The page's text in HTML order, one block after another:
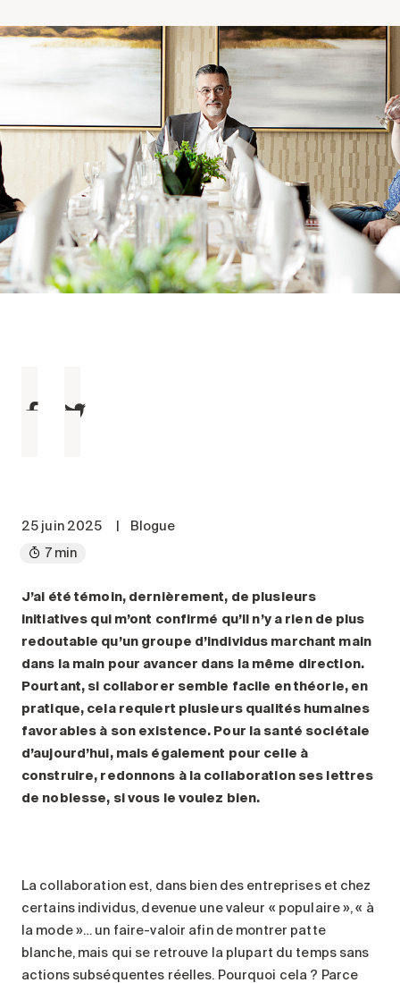
Faire le bon choix
Comprendre les coûts
Les 6 étapes de décision
Votre arrivée en résidence
Témoignages
Ce qui est inclus
Votre appartement
Aires communes
Activités
Commerces intégrés
Entretien
Courte durée
Notre approche
Nos résidences
Emplois
FAQ
25 juin 2025
Blogue
7 min
J’ai été témoin, dernièrement, de plusieurs
initiatives qui m’ont confirmé qu’il n’y a rien de plus
redoutable qu’un groupe d’individus marchant main
dans la main pour avancer dans la même direction.
Pourtant, si collaborer semble facile en théorie, en
pratique, cela requiert plusieurs qualités humaines
favorables à son existence. Pour la santé sociétale
d’aujourd’hui, mais également pour celle à
construire, redonnons à la collaboration ses lettres
de noblesse, si vous le voulez bien.
La collaboration est, dans bien des entreprises et chez
certains individus, devenue une valeur « populaire », « à
la mode »… un faire-valoir afin de montrer patte
blanche, mais qui se retrouve la plupart du temps sans
actions subséquentes réelles. Pourquoi cela ? Parce